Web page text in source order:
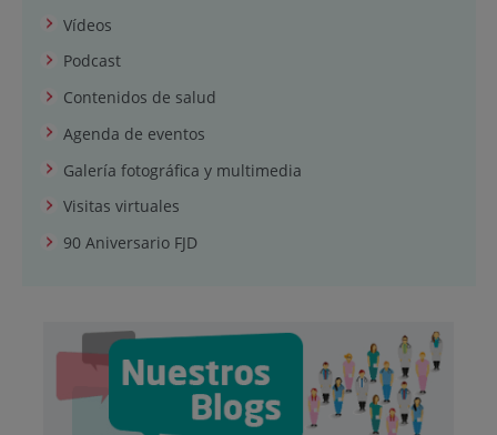
Vídeos
Podcast
Contenidos de salud
Agenda de eventos
Galería fotográfica y multimedia
Visitas virtuales
90 Aniversario FJD